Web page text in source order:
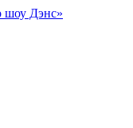
шоу Дэнс»